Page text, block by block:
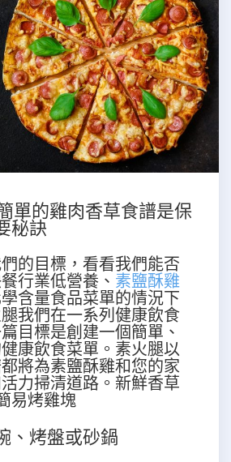
單的雞肉香草食譜是保
秘訣
的目標，看看我們能否
行業低營養、 素鹽酥雞
含量食品菜單的情況下
我們在一系列健康飲食
目標是創建一個簡單、
康飲食菜單。素火腿以
將為素鹽酥雞和您的家
力掃清道路。新鮮香草
易烤雞塊
、烤盤或砂鍋